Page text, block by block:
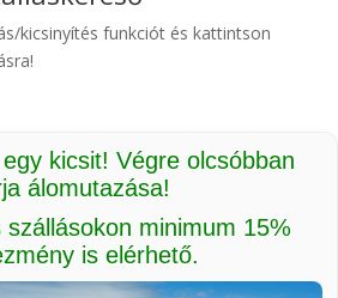
kicsinyítés funkciót és kattintson
kicsit! Végre olcsóbban
álomutazása!
minimum 15%
is elérhető.